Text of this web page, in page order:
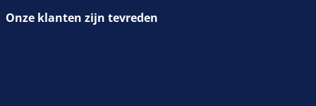
Onze klanten zijn tevreden